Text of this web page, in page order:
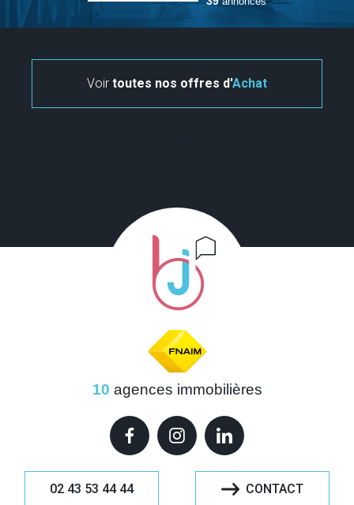
Voir toutes nos offres d'Achat
10 agences immobilières
02 43 53 44 44 CONTACT